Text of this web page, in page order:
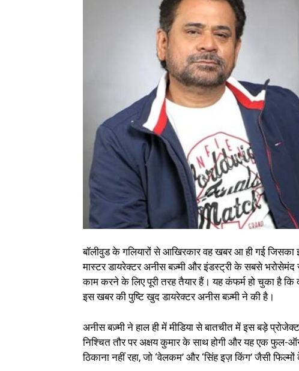
बॉलीवुड के गलियारों से आखिरकार वह खबर आ ही गई
मास्टर डायरेक्टर अनीस बज़्मी और इंडस्ट्री के सबसे
काम करने के लिए पूरी तरह तैयार हैं। यह कंफर्म हो चुका है कि
इस खबर की पुष्टि खुद डायरेक्टर अनीस बज़्मी ने की है।
अनीस बज़्मी ने हाल ही में मीडिया से बातचीत में इस बड़े
निश्चित तौर पर अक्षय कुमार के साथ होगी और यह एक फुल-
ठिकाना नहीं रहा, जो ‘वेलकम’ और ‘सिंह इज़ किंग’ जैसी